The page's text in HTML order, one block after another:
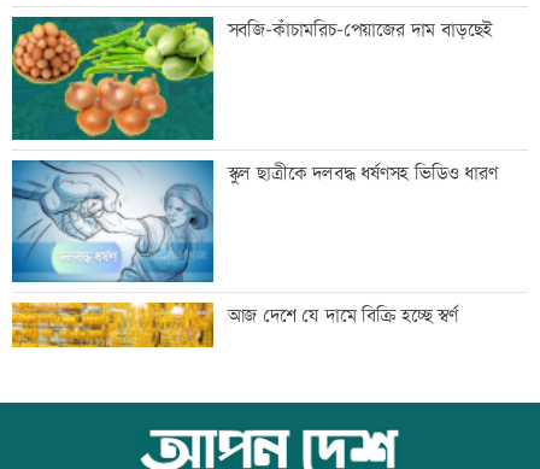
জাপানে টাইফুন ‘ডলফিনে’র তাণ্ডবে ৫০০
ফ্লাইট বাতিল
প্রস্তুতি ম্যাচে তাইজুলের চোট
বাংলাদেশসহ ১৪ দেশের প্রতিরক্ষা জোটে
কমান্ডার নিয়োগ
নোয়াখালীতে ৯৭৯০ ইয়াবাসহ গ্রেফতার ২
সবজি-কাঁচামরিচ-পেয়াজের দাম বাড়ছেই
স্কুল ছাত্রীকে দলবদ্ধ ধর্ষণসহ ভিডিও ধারণ
আজ দেশে যে দামে বিক্রি হচ্ছে স্বর্ণ
আজ বিশ্ব বন্ধু দিবস